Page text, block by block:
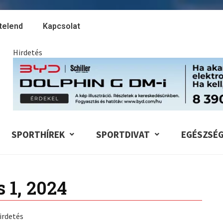
Kapcsolat
Hirdetés
SPORTHÍREK SPORTDIVAT EGÉSZSÉG
2024